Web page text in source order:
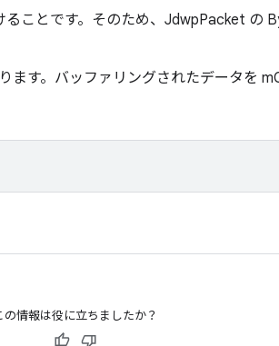
ことです。そのため、JdwpPacket の
ます。バッファリングされたデータを
の情報は役に立ちましたか？